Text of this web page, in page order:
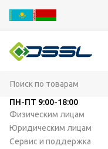
ПН-ПТ 9:00-18:00
Физическим лицам
Юридическим лицам
Сервис и поддержка